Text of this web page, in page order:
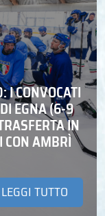
I CONVOCATI
EGNA (6-9
IN
CON AMBRÌ
LEGGI TUTTO